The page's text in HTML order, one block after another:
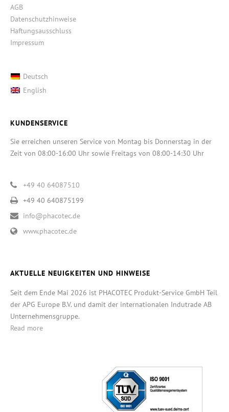
AGB
Datenschutzhinweise
Haftungsausschluss
Impressum
Deutsch
English
KUNDENSERVICE
Sie erreichen unseren Service von Montag bis Donnerstag in der
Zeit von 08:00-16:00 Uhr sowie Freitags von 08:00-14:30 Uhr
+49 40 64087510
+49 40 640875199
info@phacotec.de
www.phacotec.de
AKTUELLE NEUIGKEITEN UND HINWEISE
Seit dem Ende Mai 2026 ist PHACOTEC Produkt-Service GmbH Teil
der APG Europe B.V. und damit der internationalen Indutrade AB
Unternehmensgruppe.
Read more